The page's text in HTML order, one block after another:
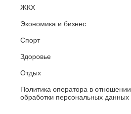
ЖКХ
Экономика и бизнес
Спорт
Здоровье
Отдых
Политика оператора в отношении
обработки персональных данных